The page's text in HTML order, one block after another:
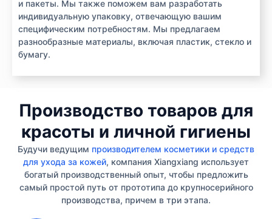
и пакеты. Мы также поможем вам разработать
индивидуальную упаковку, отвечающую вашим
специфическим потребностям. Мы предлагаем
разнообразные материалы, включая пластик, стекло и
бумагу.
Производство товаров для
красоты и личной гигиены
Будучи ведущим производителем косметики и средств
для ухода за кожей, компания Xiangxiang использует
богатый производственный опыт, чтобы предложить
самый простой путь от прототипа до крупносерийного
производства, причем в три этапа.